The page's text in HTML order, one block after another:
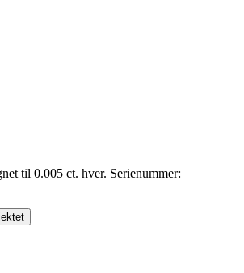
til 0.005 ct. hver. Serienummer: